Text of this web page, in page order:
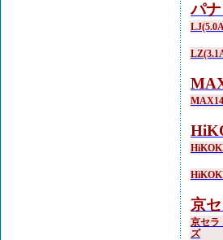
パ
京
京セラ
ズ